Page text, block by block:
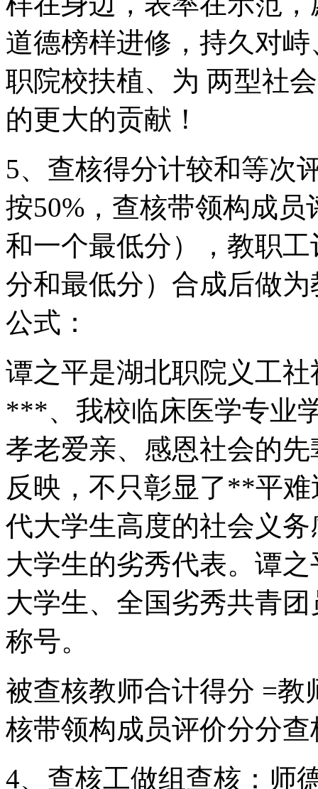
道德榜样进修，持久对
职院校扶植、为 两型社
的更大的贡献！
5、查核得分计较和等次
按50%，查核带领构成
和一个最低分），教职
分和最低分）合成后做
公式：
谭之平是湖北职院义工
***、我校临床医学专业
孝老爱亲、感恩社会的
反映，不只彰显了**平
代大学生高度的社会义
大学生的劣秀代表。谭
大学生、全国劣秀共青
称号。
被查核教师合计得分 =教
核带领构成员评价分分
4、查核工做组查核：师